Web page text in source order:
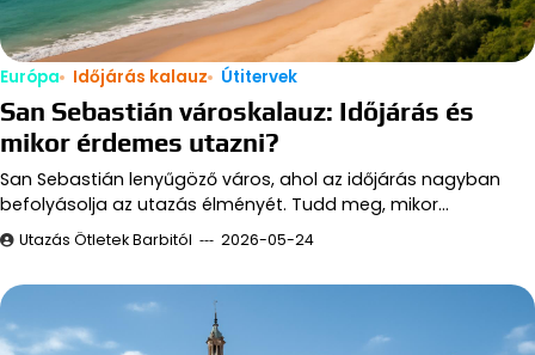
Európa Időjárás kalauz Útitervek
San Sebastián városkalauz: Időjárás és
mikor érdemes utazni?
San Sebastián lenyűgöző város, ahol az időjárás nagyban
befolyásolja az utazás élményét. Tudd meg, mikor…
Utazás Ötletek Barbitól 2026-05-24